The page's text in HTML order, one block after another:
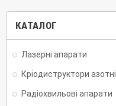
КАТАЛОГ
Лазерні апарати
Кріодиструктори азотні
Радіохвильові апарати